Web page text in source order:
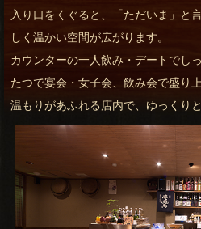
入り口をくぐると、「ただいま」と
しく温かい空間が広がります。
カウンターの一人飲み・デートでし
たつで宴会・女子会、飲み会で盛り
温もりがあふれる店内で、ゆっくり